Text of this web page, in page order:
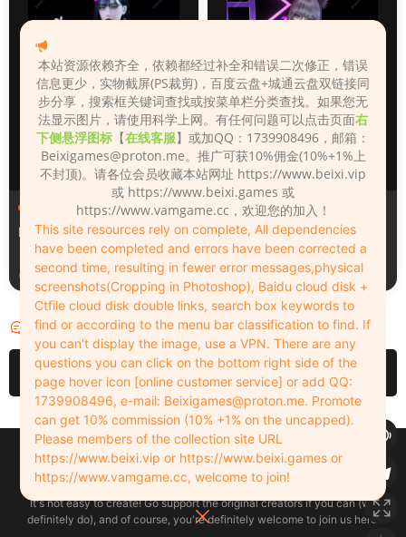
人物（Looks）
Monica_2_2_2
4天前
人物（Looks）
Lizhen2025
5天前
评论 0
请先登录
Copyleft © 2022-2026 beixi.vip - All Rights Freedom！
创作不易！有能力的同学可以去支持一下原创作者（我们绝对支持），当然
了，您加入这里我们也绝对欢迎！
It's not easy to create! Go support the original creators if you can (we
definitely do), and of course, you're definitely welcome to join us here!
本站资源依赖齐全，依赖都经过补全和错误二次修正，错误
信息更少，实物截屏(PS裁剪)，百度云盘+城通云盘双链接同
步分享，搜索框关键词查找或按菜单栏分类查找。如果您无
法显示图片，请使用科学上网。有任何问题可以点击页面右
下侧悬浮图标 【在线客服】或加QQ：1739908496，邮箱：
Beixigames@proton.me。推广可获10%佣金(10%+1%上
不封顶)。请各位会员收藏本站网址 https://www.beixi.vip
或 https://www.beixi.games 或
https://www.vamgame.cc，欢迎您的加入！
This site resources rely on complete, All dependencies
have been completed and errors have been corrected a
second time, resulting in fewer error messages,physical
screenshots(Cropping in Photoshop), Baidu cloud disk +
Ctfile cloud disk double links, search box keywords to
find or according to the menu bar classification to find. If
you can't display the image, use a VPN. There are any
questions you can click on the bottom right side of the
page hover icon [online customer service] or add QQ:
1739908496, e-mail: Beixigames@proton.me. Promote
can get 10% commission (10% +1% on the uncapped).
Please members of the collection site URL
https://www.beixi.vip or https://www.beixi.games or
https://www.vamgame.cc, welcome to join!